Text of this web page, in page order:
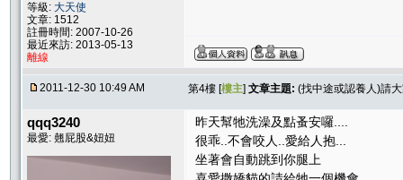
等級: 大天使
文章: 1512
註冊時間: 2007-10-26
最近來訪: 2013-05-13
離線
2011-12-30 10:49 AM 第4樓 [樓主] 文章主題: (找中途或認養人)請
qqq3240
最愛: 翹屁股&妞妞
昨天幫牠洗澡及點蚤安囉....
很乖..不會咬人..愛給人抱...
坐著會自動跳到你腿上